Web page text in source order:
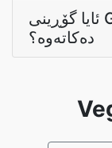
ئایا گۆڕینی GIF بە باشی وێنەکە کەم
دەکاتەوە؟